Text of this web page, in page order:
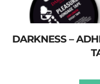
DARKNESS –